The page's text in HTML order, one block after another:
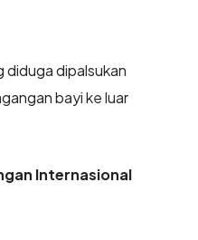
dipalsukan
bayi ke luar
Internasional